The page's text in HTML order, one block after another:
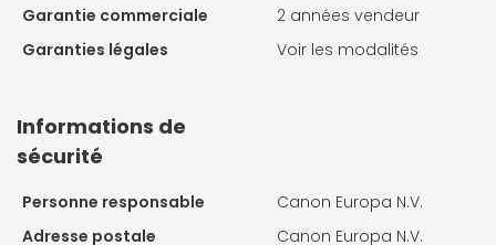
Garantie commerciale
2 années vendeur
Garanties légales
Voir les modalités
Informations de
sécurité
Personne responsable
Canon Europa N.V.
Adresse postale
Canon Europa N.V.